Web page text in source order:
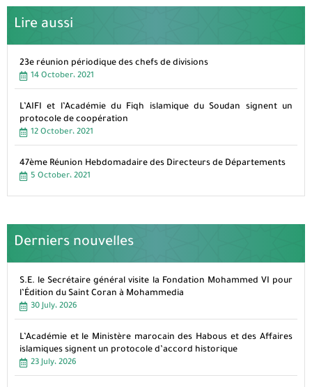
Lire aussi
23e réunion périodique des chefs de divisions
14 October، 2021
L’AIFI et l’Académie du Fiqh islamique du Soudan signent un
protocole de coopération
12 October، 2021
47ème Réunion Hebdomadaire des Directeurs de Départements
5 October، 2021
Derniers nouvelles
S.E. le Secrétaire général visite la Fondation Mohammed VI pour
l’Édition du Saint Coran à Mohammedia
30 July، 2026
L’Académie et le Ministère marocain des Habous et des Affaires
islamiques signent un protocole d’accord historique
23 July، 2026